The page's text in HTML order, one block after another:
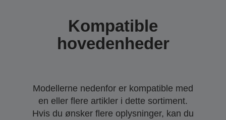
Kompatible
hovedenheder
Modellerne nedenfor er kompatible med
en eller flere artikler i dette sortiment.
Hvis du ønsker flere oplysninger, kan du